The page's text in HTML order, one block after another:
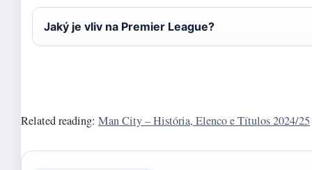
Jaký je vliv na Premier League?
Related reading: Man City – História, Elenco e Títulos 2024/25